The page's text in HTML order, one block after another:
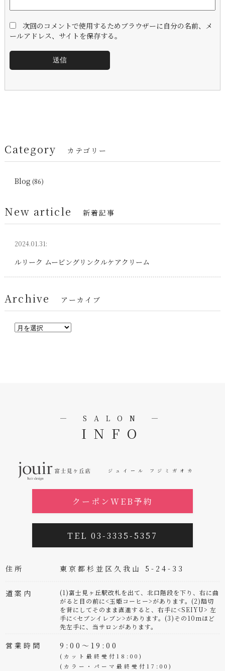
次回のコメントで使用するためブラウザーに自分の名前、メ
ールアドレス、サイトを保存する。
Category カテゴリー
Blog (86)
New article 新着記事
2024.01.31:
ルリーク ムービングリンクルケアクリーム
Archive アーカイブ
― SALON ―
INFO
ジュイール フジミガオカ
クーポンWEB予約
TEL 03-3335-5357
住所 東京都杉並区久我山 5-24-33
道案内
(1)富士見ヶ丘駅改札を出て、北口階段を下り、右に曲
がると目の前に<玉姫コーヒー>があります。(2)踏切
を背にしてそのまま直進すると、右手に<SEIYU> 左
手に<セブンイレブン>があります。(3)その10mほど
先左手に、当サロンがあります。
営業時間 9:00～19:00
(カット最終受付18:00)
(カラー・パーマ最終受付17:00)